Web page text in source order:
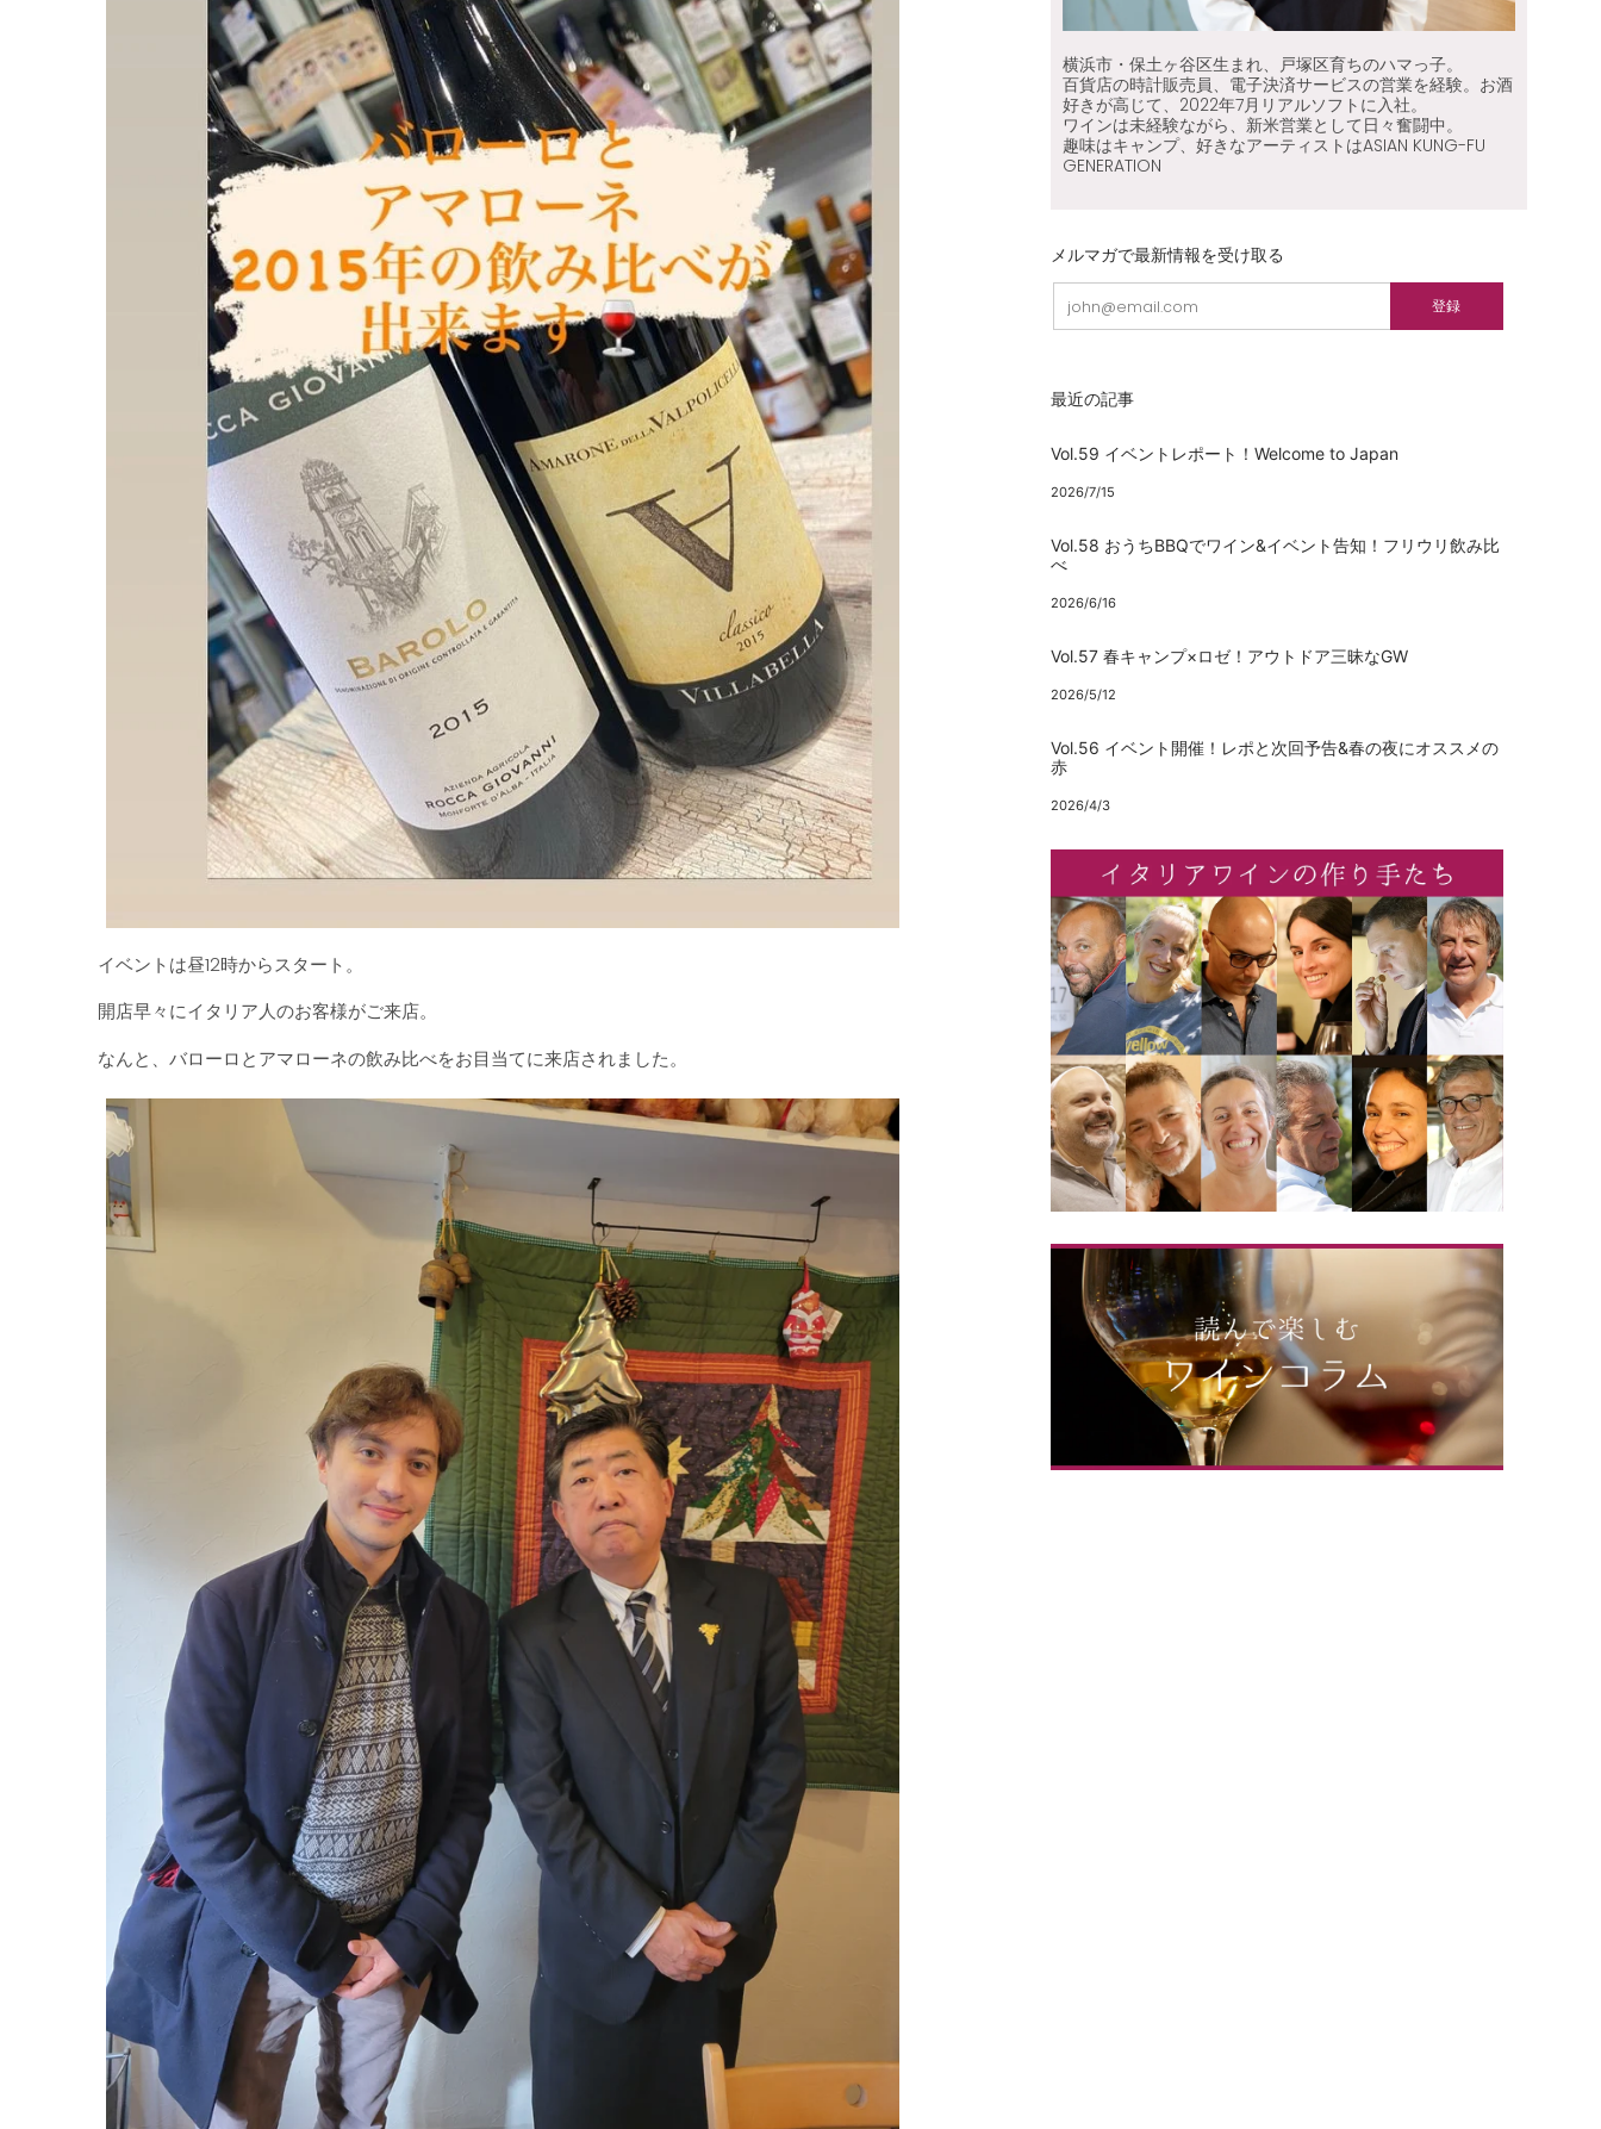
イベントは昼12時からスタート。
開店早々にイタリア人のお客様がご来店。
なんと、バローロとアマローネの飲み比べをお目当てに来店されました。
横浜市・保土ヶ谷区生まれ、戸塚区育ちのハマっ子。
百貨店の時計販売員、電子決済サービスの営業を経験。お酒
好きが高じて、2022年7月リアルソフトに入社。
ワインは未経験ながら、新米営業として日々奮闘中。
趣味はキャンプ、好きなアーティストはASIAN KUNG-FU
GENERATION
メルマガで最新情報を受け取る
登録
最近の記事
Vol.59 イベントレポート！Welcome to Japan
2026/7/15
Vol.58 おうちBBQでワイン&イベント告知！フリウリ飲み比
べ
2026/6/16
Vol.57 春キャンプ×ロゼ！アウトドア三昧なGW
2026/5/12
Vol.56 イベント開催！レポと次回予告&春の夜にオススメの
赤
2026/4/3